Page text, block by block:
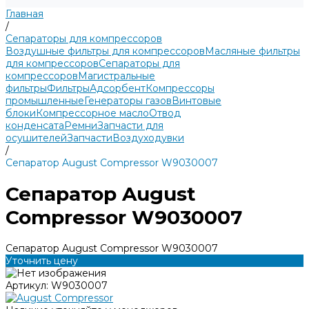
Главная
/
Сепараторы для компрессоров
Воздушные фильтры для компрессоровМасляные фильтры
для компрессоровСепараторы для
компрессоровМагистральные
фильтрыФильтрыАдсорбентКомпрессоры
промышленныеГенераторы газовВинтовые
блокиКомпрессорное маслоОтвод
конденсатаРемниЗапчасти для
осушителейЗапчастиВоздуходувки
/
Сепаратор August Compressor W9030007
Сепаратор August
Compressor W9030007
Сепаратор August Compressor W9030007
Уточнить цену
Артикул: W9030007